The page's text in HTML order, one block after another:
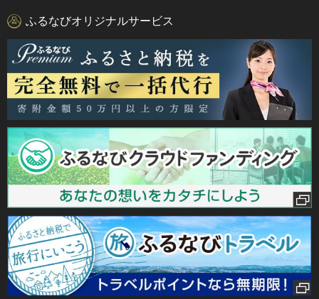
ふるなびオリジナルサービス